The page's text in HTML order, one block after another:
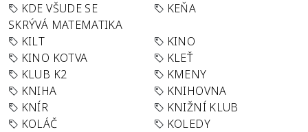
KDE VŠUDE SE
SKRÝVÁ MATEMATIKA
KEŇA
KILT
KINO
KINO KOTVA
KLEŤ
KLUB K2
KMENY
KNIHA
KNIHOVNA
KNÍR
KNIŽNÍ KLUB
KOLÁČ
KOLEDY